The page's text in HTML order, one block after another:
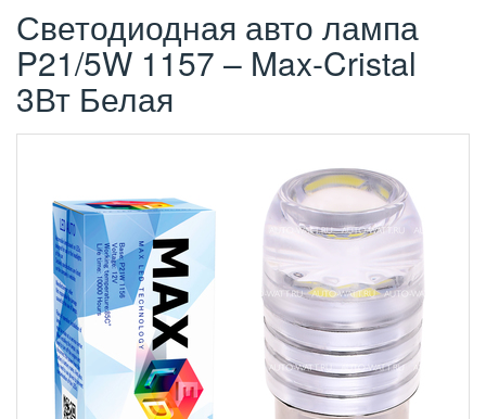
Светодиодная авто лампа
P21/5W 1157 – Max-Cristal
3Вт Белая